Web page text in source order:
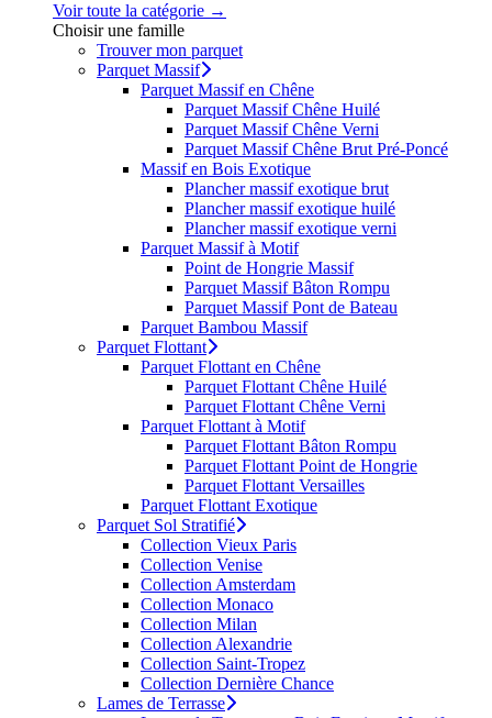
Voir toute la catégorie →
Choisir une famille
Trouver mon parquet
Parquet Massif
Parquet Massif en Chêne
Parquet Massif Chêne Huilé
Parquet Massif Chêne Verni
Parquet Massif Chêne Brut Pré-Poncé
Massif en Bois Exotique
Plancher massif exotique brut
Plancher massif exotique huilé
Plancher massif exotique verni
Parquet Massif à Motif
Point de Hongrie Massif
Parquet Massif Bâton Rompu
Parquet Massif Pont de Bateau
Parquet Bambou Massif
Parquet Flottant
Parquet Flottant en Chêne
Parquet Flottant Chêne Huilé
Parquet Flottant Chêne Verni
Parquet Flottant à Motif
Parquet Flottant Bâton Rompu
Parquet Flottant Point de Hongrie
Parquet Flottant Versailles
Parquet Flottant Exotique
Parquet Sol Stratifié
Collection Vieux Paris
Collection Venise
Collection Amsterdam
Collection Monaco
Collection Milan
Collection Alexandrie
Collection Saint-Tropez
Collection Dernière Chance
Lames de Terrasse